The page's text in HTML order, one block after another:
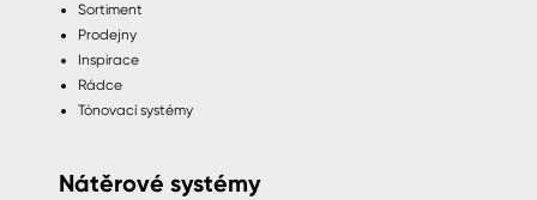
Sortiment
Prodejny
Inspirace
Rádce
Tónovací systémy
Nátěrové systémy